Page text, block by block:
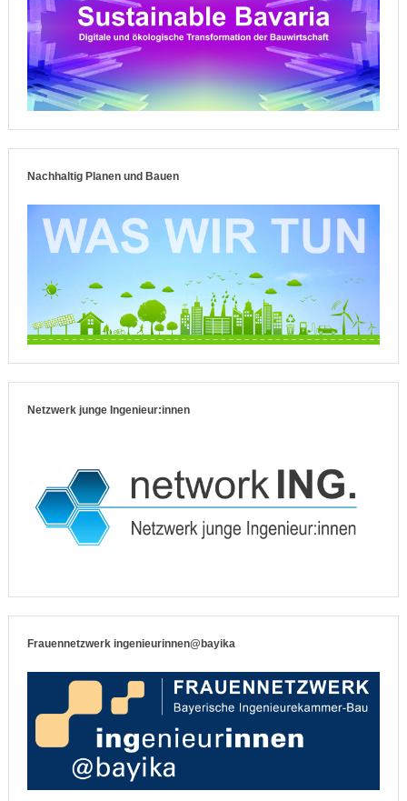
Nachhaltig Planen und Bauen
Netzwerk junge Ingenieur:innen
Frauennetzwerk ingenieurinnen@bayika